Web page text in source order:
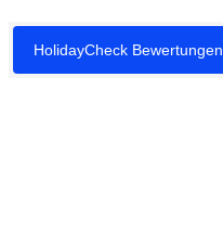
HolidayCheck Bewertungen